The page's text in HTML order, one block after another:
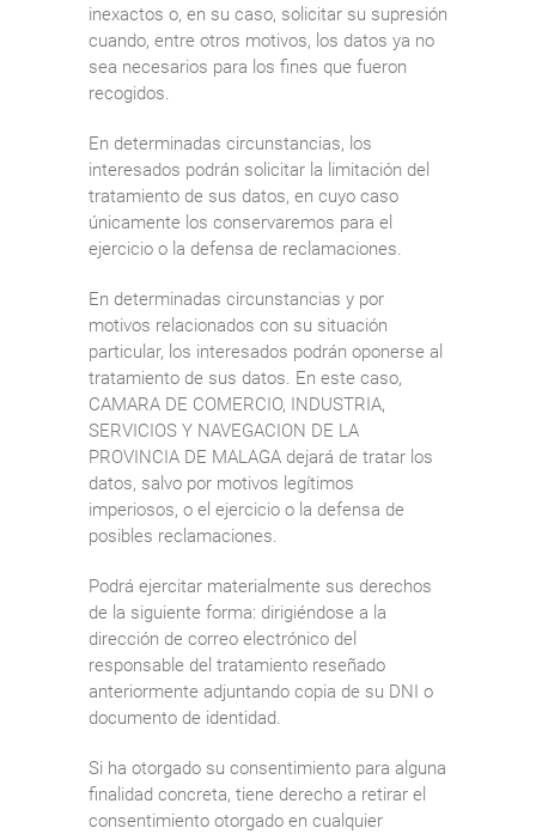
inexactos o, en su caso, solicitar su supresión
cuando, entre otros motivos, los datos ya no
sea necesarios para los fines que fueron
recogidos.
En determinadas circunstancias, los
interesados podrán solicitar la limitación del
tratamiento de sus datos, en cuyo caso
únicamente los conservaremos para el
ejercicio o la defensa de reclamaciones.
En determinadas circunstancias y por
motivos relacionados con su situación
particular, los interesados podrán oponerse al
tratamiento de sus datos. En este caso,
CAMARA DE COMERCIO, INDUSTRIA,
SERVICIOS Y NAVEGACION DE LA
PROVINCIA DE MALAGA dejará de tratar los
datos, salvo por motivos legítimos
imperiosos, o el ejercicio o la defensa de
posibles reclamaciones.
Podrá ejercitar materialmente sus derechos
de la siguiente forma: dirigiéndose a la
dirección de correo electrónico del
responsable del tratamiento reseñado
anteriormente adjuntando copia de su DNI o
documento de identidad.
Si ha otorgado su consentimiento para alguna
finalidad concreta, tiene derecho a retirar el
consentimiento otorgado en cualquier